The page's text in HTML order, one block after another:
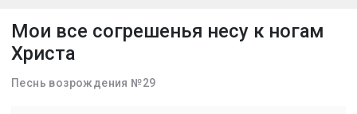
Мои все согрешенья несу к ногам
Христа
Песнь возрождения №29